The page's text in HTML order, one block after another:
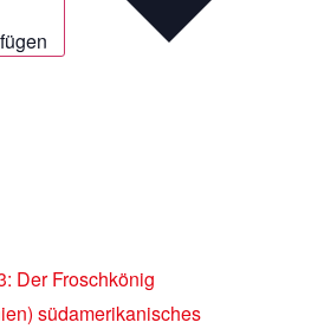
Der Froschkönig
südamerikanisches